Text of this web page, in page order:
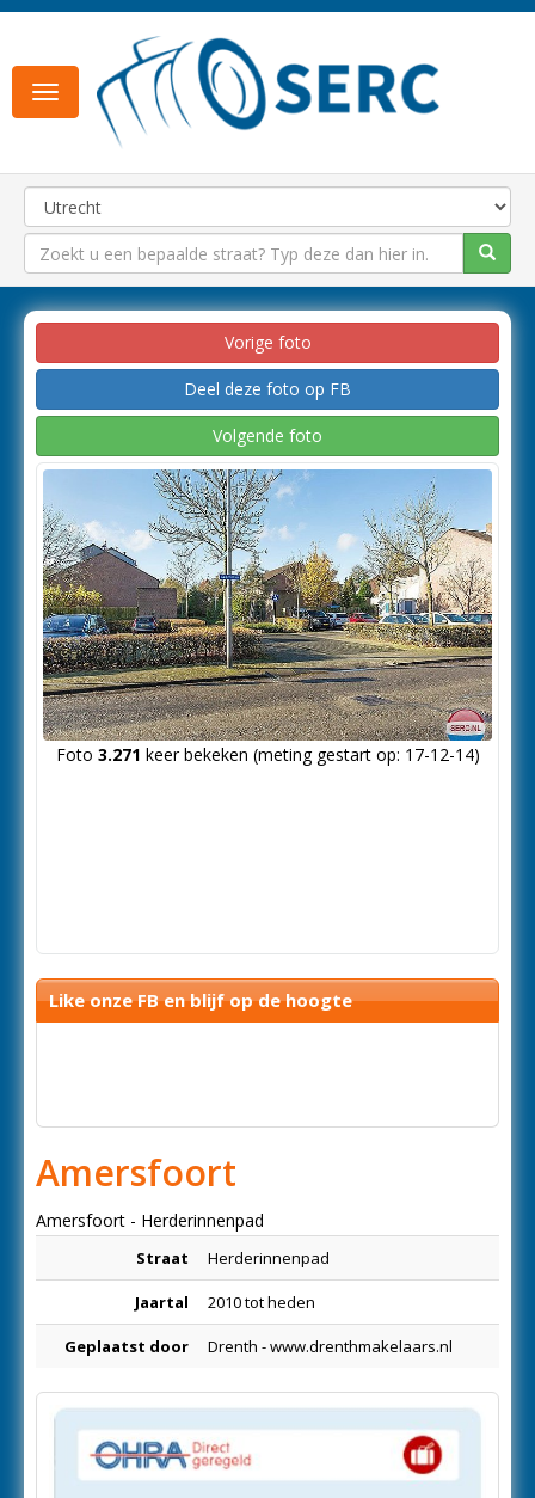
Toggle
navigation
Vorige foto
Deel deze foto op FB
Volgende foto
Foto 3.271 keer bekeken (meting gestart op: 17-12-14)
Like onze FB en blijf op de hoogte
Amersfoort
Amersfoort - Herderinnenpad
Straat Herderinnenpad
Jaartal 2010 tot heden
Geplaatst door Drenth - www.drenthmakelaars.nl